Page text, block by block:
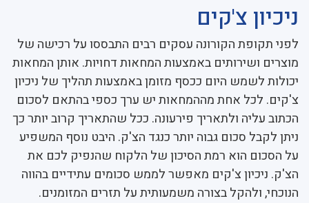
ניכיון צ'קים
לפני תקופת הקורונה עסקים רבים התבססו על רכישה של
מוצרים ושירותים באמצעות המחאות דחויות. אותן המחאות
יכולות לשמש היום ככסף מזומן באמצעות תהליך של ניכיון
צ'קים. לכל אחת מההמחאות יש ערך כספי בהתאם לסכום
הכתוב עליה ולתאריך פירעונה. ככל שהתאריך קרוב יותר כך
ניתן לקבל סכום גבוה יותר כנגד הצ'ק. היבט נוסף המשפיע
על הסכום הוא רמת הסיכון של הלקוח שהנפיק לכם את
הצ'ק. ניכיון צ'קים מאפשר לממש סכומים עתידיים בהווה
הנוכחי, ולהקל בצורה משמעותית על תזרים המזומנים.